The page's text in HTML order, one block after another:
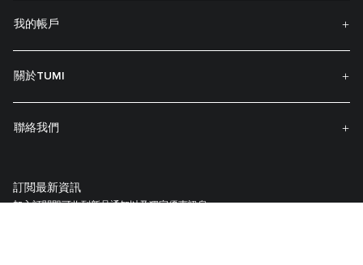
我的帳戶
關於TUMI
聯絡我們
訂閲最新資訊
加入訂閱即可收到新品通知以及獨家優惠訊息。